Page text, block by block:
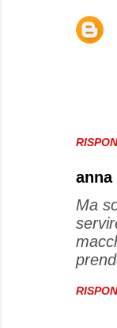
anna
Ma